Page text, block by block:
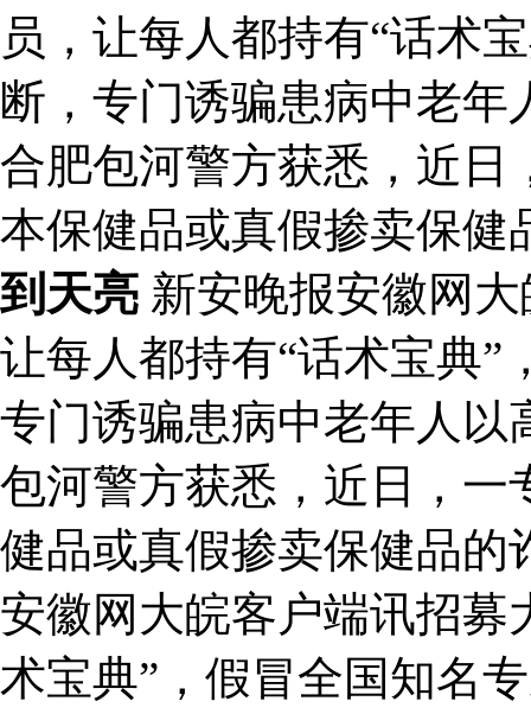
员，让每人都持有“话术
断，专门诱骗患病中老
合肥包河警方获悉，近日
本保健品或真假掺卖保
到天亮 新安晚报安徽网
让每人都持有“话术宝典”
专门诱骗患病中老年人
包河警方获悉，近日，一
健品或真假掺卖保健品的
安徽网大皖客户端讯招募
术宝典”，假冒全国知名